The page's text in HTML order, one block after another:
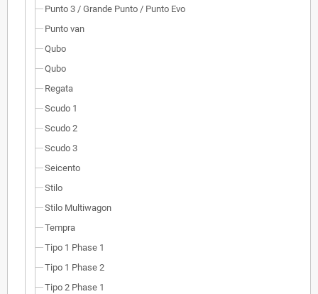
Punto 3 / Grande Punto / Punto Evo
Punto van
Qubo
Qubo
Regata
Scudo 1
Scudo 2
Scudo 3
Seicento
Stilo
Stilo Multiwagon
Tempra
Tipo 1 Phase 1
Tipo 1 Phase 2
Tipo 2 Phase 1